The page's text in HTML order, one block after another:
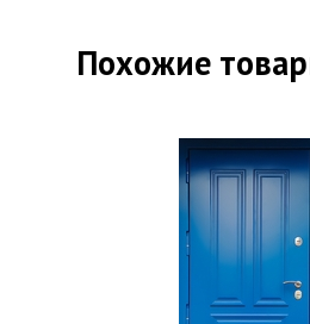
Похожие